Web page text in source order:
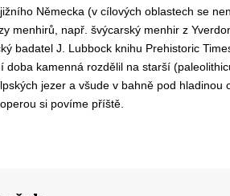
Německa (v cílových oblastech se
menhirů, např. švýcarský menhir z
badatel J. Lubbock knihu Prehistoric
doba kamenná rozdělil na starší
jezer a všude v bahně pod
si povíme příště.